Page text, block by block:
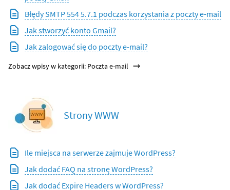
Błędy SMTP 554 5.7.1 podczas korzystania z poczty e-mail
Jak stworzyć konto Gmail?
Jak zalogować się do poczty e-mail?
Zobacz wpisy w kategorii: Poczta e-mail
Strony WWW
Ile miejsca na serwerze zajmuje WordPress?
Jak dodać FAQ na stronę WordPress?
Jak dodać Expire Headers w WordPress?